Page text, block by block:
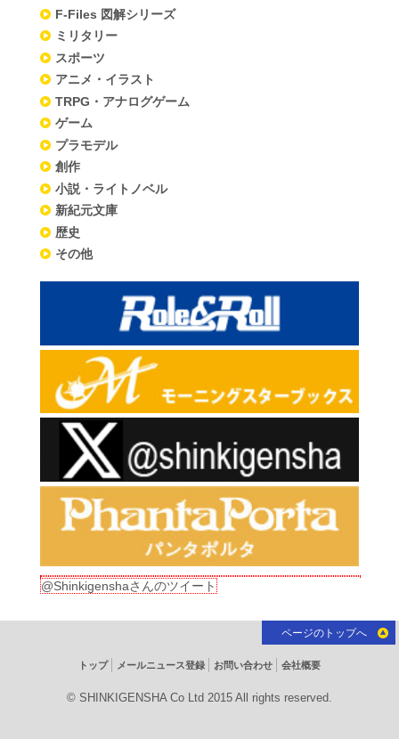
F-Files 図解シリーズ
ミリタリー
スポーツ
アニメ・イラスト
TRPG・アナログゲーム
ゲーム
プラモデル
創作
小説・ライトノベル
新紀元文庫
歴史
その他
@Shinkigenshaさんのツイート
ページのトップへ
トップ メールニュース登録 お問い合わせ 会社概要
© SHINKIGENSHA Co Ltd 2015 All rights reserved.